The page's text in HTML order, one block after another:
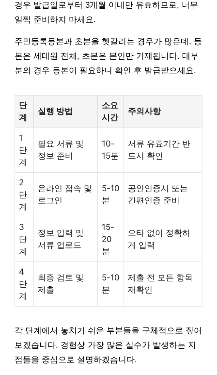
경우 발급일로부터 3개월 이내만 유효하므로, 너무
일찍 준비하지 마세요.
주민등록등본과 초본을 헷갈리는 경우가 많은데, 등
본은 세대원 전체, 초본은 본인만 기재됩니다. 대부
분의 경우 등본이 필요하니 확인 후 발급받으세요.
단
계
실행 방법
소요
시간
주의사항
1
단
계
필요 서류 및
정보 준비
10-
15분
서류 유효기간 반
드시 확인
2
단
계
온라인 접속 및
로그인
5-10
분
공인인증서 또는
간편인증 준비
3
단
계
정보 입력 및
서류 업로드
15-
20
분
오타 없이 정확하
게 입력
4
단
계
최종 검토 및
제출
5-10
분
제출 전 모든 항목
재확인
각 단계에서 놓치기 쉬운 부분들을 구체적으로 짚어
보겠습니다. 경험상 가장 많은 실수가 발생하는 지
점들을 중심으로 설명하겠습니다.